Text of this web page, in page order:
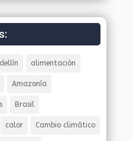
alimentación
Amazonía
Brasil
calor Cambio climático